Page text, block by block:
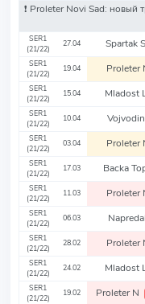
❗️ Proleter Novi Sad:
SER1
(21/22)
27.04 Spartak
SER1
(21/22)
19.04 Proleter
SER1
(21/22)
15.04 Mladost
SER1
(21/22)
10.04
SER1
(21/22)
03.04 Proleter
SER1
(21/22)
17.03 Backa
SER1
(21/22)
11.03 Proleter
SER1
(21/22)
06.03
SER1
(21/22)
28.02 Proleter
SER1
(21/22)
24.02 Mladost
SER1
(21/22)
19.02 Proleter N